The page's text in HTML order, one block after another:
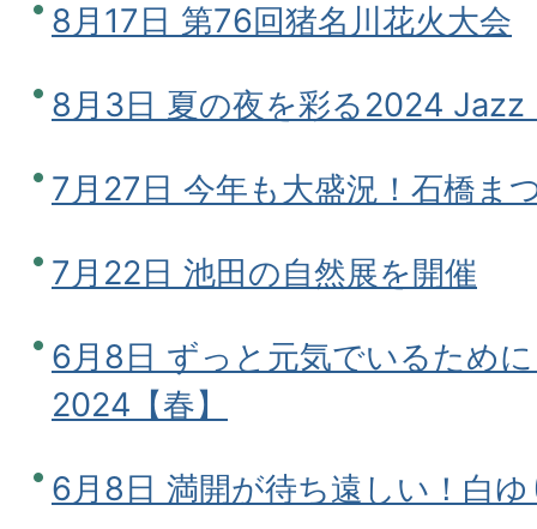
8月17日 第76回猪名川花火大会
8月3日 夏の夜を彩る2024 Jazz
7月27日 今年も大盛況！石橋ま
7月22日 池田の自然展を開催
6月8日 ずっと元気でいるため
2024【春】
6月8日 満開が待ち遠しい！白